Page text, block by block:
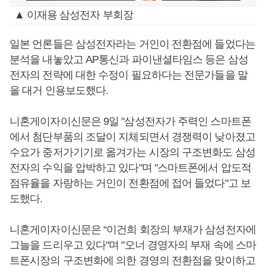
▲ 이재용 삼성전자 부회장
일본 언론들은 삼성전자라는 거인이 전환점에 들었다는
분석을 내놓았고 AP통신과 파이낸셜타임스 등은 삼성
전자의 전략에 대한 수정이 필요하다는 전문가들을 말
을 대거 인용보도했다.
니혼게이자이신문은 9일 "삼성전자가 주력인 스마트폰
에서 첨단부품의 조달이 지체되면서 경쟁력이 낮아졌고
수요가 중저가기기로 옮겨가는 시장의 구조변화도 삼성
전자의 수익을 압박하고 있다"며 "스마트폰에서 압도적
점유율을 자랑하는 거인이 전환점에 접어 들었다"고 보
도했다.
니혼게이자이신문은 “이건희 회장의 부재가 삼성전자에
그늘을 드리우고 있다"며 "오너 경영자의 부재 속에 스마
트폰시장의 구조변화에 의한 경영의 전환점을 맞이하고